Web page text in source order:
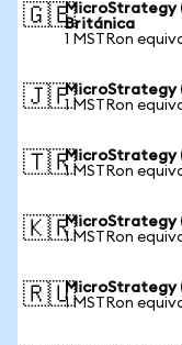
🇬🇧MicroStrategy
Británica
1 MSTRon
🇯🇵MicroStrategy
1 MSTRon
🇹🇷MicroStrategy
1 MSTRon
🇰🇷MicroStrategy
1 MSTRon
🇷🇺MicroStrategy
1 MSTRon